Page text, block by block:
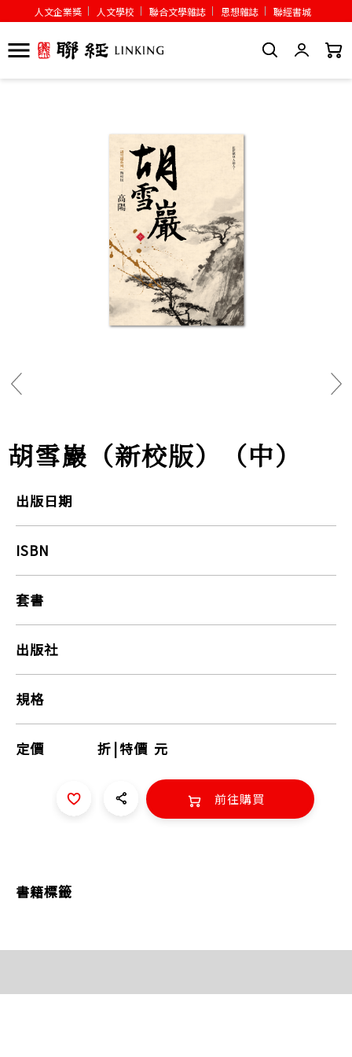
人文企業獎 人文學校 聯合文學雜誌 思想雜誌 聯經書城
胡雪巖（新校版）（中）
出版日期
ISBN
套書
出版社
規格
定價 折 |特價 元
前往購買
書籍標籤